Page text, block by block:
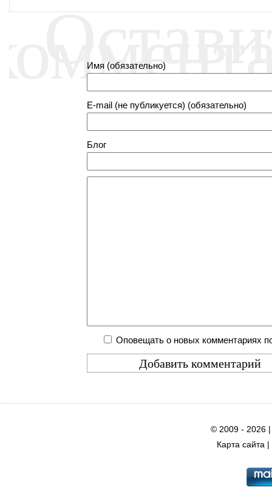
Имя (обязательно)
E-mail (не публикуется) (обязательно)
Блог
Оповещать о новых комментариях
© 2009 - 2026
Карта сайта